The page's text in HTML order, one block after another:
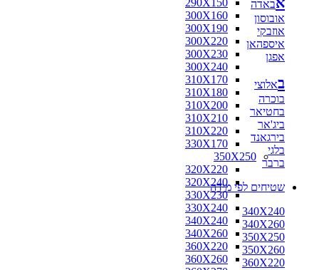
290X150
300X160
300X190
300X220
300X230
300X240
310X170
310X180
310X200
310X210
310X220
330X170
350X250
320X220
320X240
330X230
330X240
340X240
340X260
360X220
360X260
באדה
אובוסון
אוזבקי
איספהאן
אפגן
באלוצי
בוכרה
בחטיאר
ביג'אר
בירגאנד
בלגי
ברבר
שטיחים לפי מידה
340X240
340X260
350X250
350X260
360X220